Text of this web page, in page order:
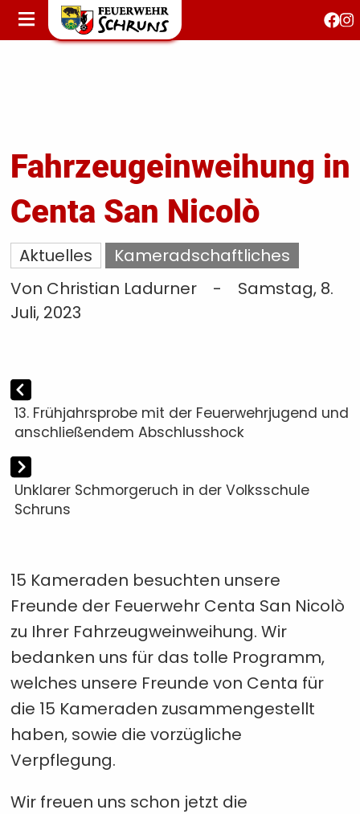
STARTSEITE
AKTUELLES
Fahrzeugeinweihung in
Centa San Nicolò
Aktuelles
Kameradschaftliches
Von Christian Ladurner
-
Samstag, 8.
Juli, 2023
13. Frühjahrsprobe mit der Feuerwehrjugend und
anschließendem Abschlusshock
Unklarer Schmorgeruch in der Volksschule
Schruns
15 Kameraden besuchten unsere
Freunde der Feuerwehr Centa San Nicolò
zu Ihrer Fahrzeugweinweihung. Wir
bedanken uns für das tolle Programm,
welches unsere Freunde von Centa für
die 15 Kameraden zusammengestellt
haben, sowie die vorzügliche
Verpflegung.
Wir freuen uns schon jetzt die